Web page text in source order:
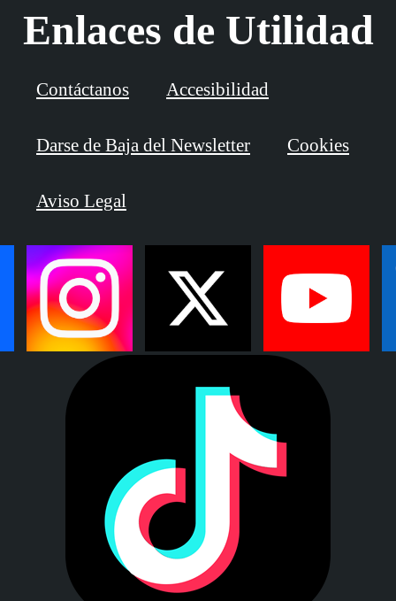
Enlaces de Utilidad
Contáctanos Accesibilidad
Darse de Baja del Newsletter Cookies
Aviso Legal